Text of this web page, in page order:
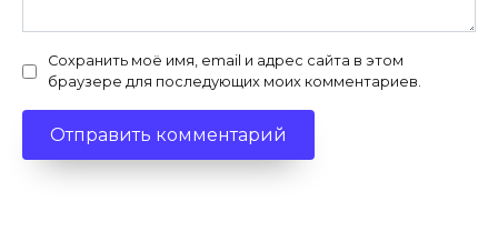
Сохранить моё имя, email и адрес сайта в этом
браузере для последующих моих комментариев.